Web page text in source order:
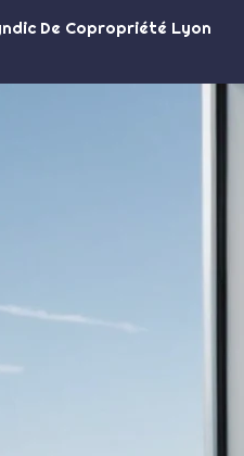
De Copropriété Lyon